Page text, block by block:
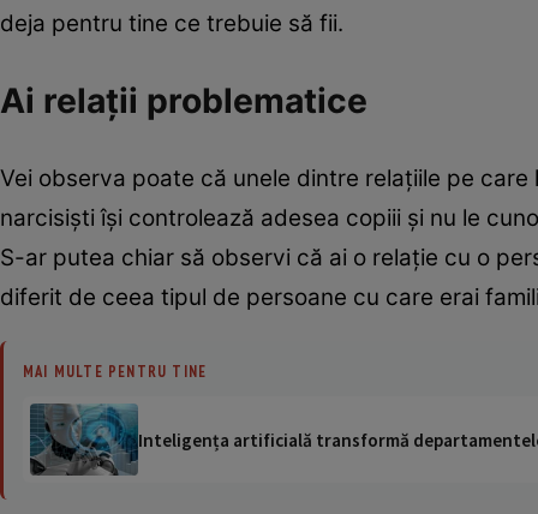
deja pentru tine ce trebuie să fii.
Ai relaţii problematice
Vei observa poate că unele dintre relaţiile pe
narcisişti îşi controlează adesea copiii şi nu le
S-ar putea chiar să observi că ai o relaţie cu o
diferit de ceea tipul de persoane cu care erai
MAI MULTE PENTRU TINE
Inteligența artificială transformă